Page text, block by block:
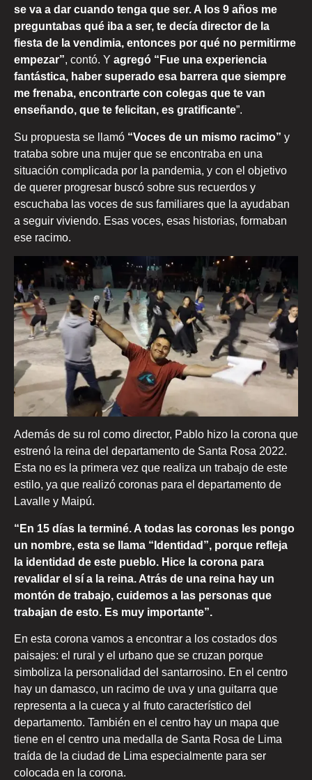
se va a dar cuando tenga que ser. A los 9 años me
preguntabas qué iba a ser, te decía director de la
fiesta de la vendimia, entonces por qué no permitirme
empezar”, contó. Y agregó “Fue una experiencia
fantástica, haber superado esa barrera que siempre
me frenaba, encontrarte con colegas que te van
enseñando, que te felicitan, es gratificante”.
Su propuesta se llamó “Voces de un mismo racimo” y
trataba sobre una mujer que se encontraba en una
situación complicada por la pandemia, y con el objetivo
de querer progresar buscó sobre sus recuerdos y
escuchaba las voces de sus familiares que la ayudaban
a seguir viviendo. Esas voces, esas historias, formaban
ese racimo.
Además de su rol como director, Pablo hizo la corona que
estrenó la reina del departamento de Santa Rosa 2022.
Esta no es la primera vez que realiza un trabajo de este
estilo, ya que realizó coronas para el departamento de
Lavalle y Maipú.
“En 15 días la terminé. A todas las coronas les pongo
un nombre, esta se llama “Identidad”, porque refleja
la identidad de este pueblo. Hice la corona para
revalidar el sí a la reina. Atrás de una reina hay un
montón de trabajo, cuidemos a las personas que
trabajan de esto. Es muy importante”.
En esta corona vamos a encontrar a los costados dos
paisajes: el rural y el urbano que se cruzan porque
simboliza la personalidad del santarrosino. En el centro
hay un damasco, un racimo de uva y una guitarra que
representa a la cueca y al fruto característico del
departamento. También en el centro hay un mapa que
tiene en el centro una medalla de Santa Rosa de Lima
traída de la ciudad de Lima especialmente para ser
colocada en la corona.